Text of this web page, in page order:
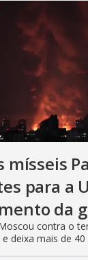
mísseis
para a
da
contra o
deixa mais de